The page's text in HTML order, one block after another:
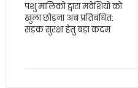
पशु मालिकों द्वारा मवेशियों को
खुला छोड़ना अब प्रतिबंधित:
सड़क सुरक्षा हेतु बड़ा कदम